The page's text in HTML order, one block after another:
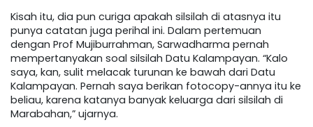
Kisah itu, dia pun curiga apakah silsilah di atasnya itu
punya catatan juga perihal ini. Dalam pertemuan
dengan Prof Mujiburrahman, Sarwadharma pernah
mempertanyakan soal silsilah Datu Kalampayan. “Kalo
saya, kan, sulit melacak turunan ke bawah dari Datu
Kalampayan. Pernah saya berikan fotocopy-annya itu ke
beliau, karena katanya banyak keluarga dari silsilah di
Marabahan,” ujarnya.